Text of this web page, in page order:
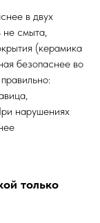
в двух
не смыта,
(керамика
безопаснее во
нарушениях
только